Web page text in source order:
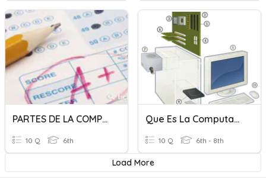
PARTES DE LA COMPUTADORA
10 Q 6th
Que Es La Computadora
10 Q 6th - 8th
Load More